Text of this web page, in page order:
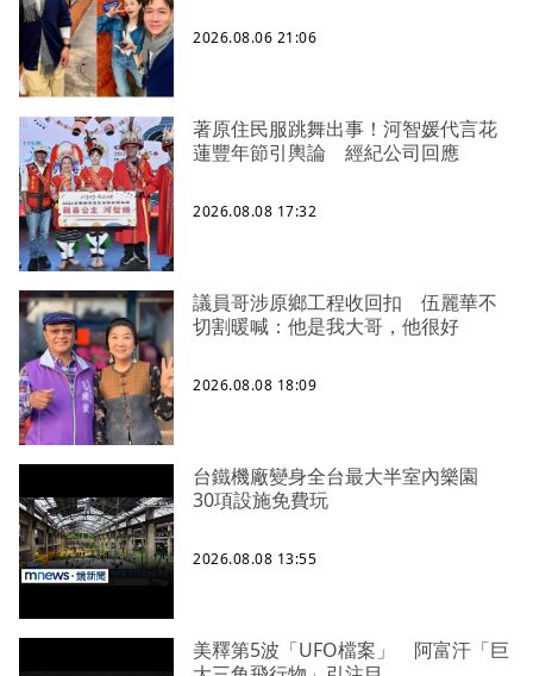
2026.08.06 21:06
著原住民服跳舞出事！河智媛代言花
蓮豐年節引輿論 經紀公司回應
2026.08.08 17:32
議員哥涉原鄉工程收回扣 伍麗華不
切割暖喊：他是我大哥，他很好
2026.08.08 18:09
台鐵機廠變身全台最大半室內樂園
30項設施免費玩
2026.08.08 13:55
美釋第5波「UFO檔案」 阿富汗「巨